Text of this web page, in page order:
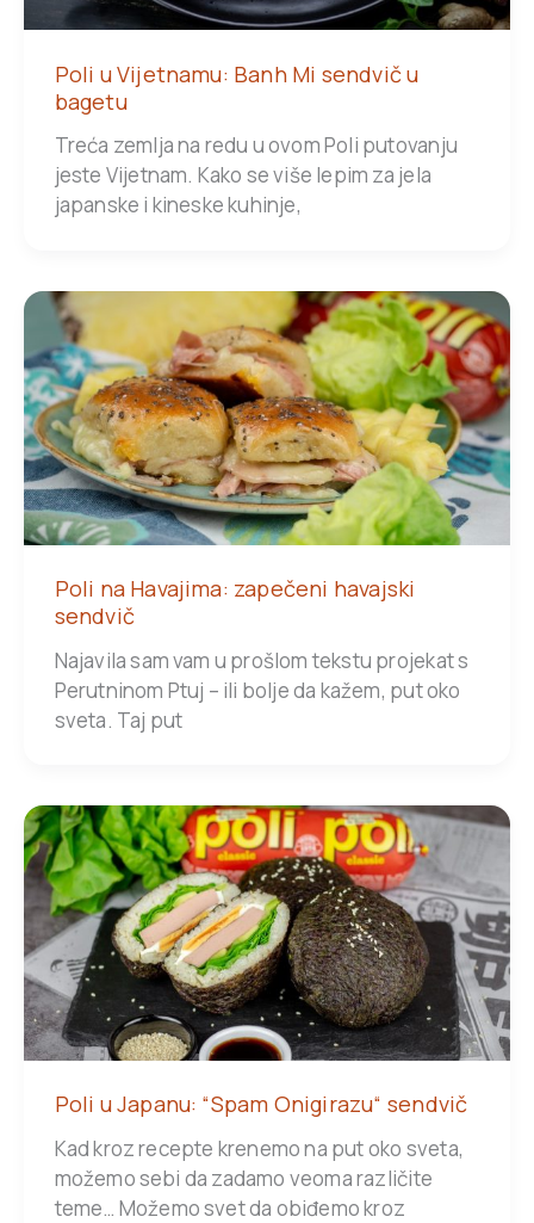
Poli u Vijetnamu: Banh Mi sendvič u
bagetu
Treća zemlja na redu u ovom Poli putovanju
jeste Vijetnam. Kako se više lepim za jela
japanske i kineske kuhinje,
Poli na Havajima: zapečeni havajski
sendvič
Najavila sam vam u prošlom tekstu projekat s
Perutninom Ptuj – ili bolje da kažem, put oko
sveta. Taj put
Poli u Japanu: “Spam Onigirazu“ sendvič
Kad kroz recepte krenemo na put oko sveta,
možemo sebi da zadamo veoma različite
teme… Možemo svet da obiđemo kroz